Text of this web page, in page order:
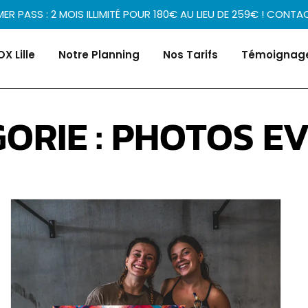
PASS : 2 MOIS ILLIMITÉ POUR 180€ AU LIEU DE 259€ !
Lille Notre Planning Nos Tarifs
: PHOTOS